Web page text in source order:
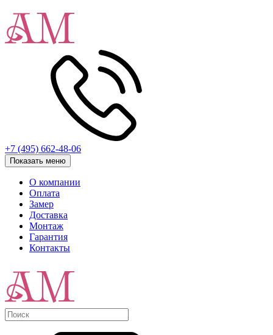
+7 (495) 662-48-06
Показать меню
О компании
Оплата
Замер
Доставка
Монтаж
Гарантия
Контакты